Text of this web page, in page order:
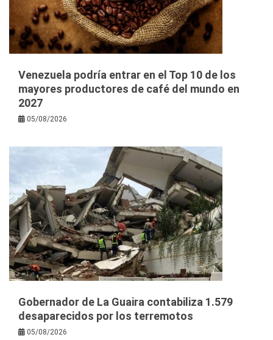
Venezuela podría entrar en el Top 10 de los
mayores productores de café del mundo en
2027
05/08/2026
Gobernador de La Guaira contabiliza 1.579
desaparecidos por los terremotos
05/08/2026